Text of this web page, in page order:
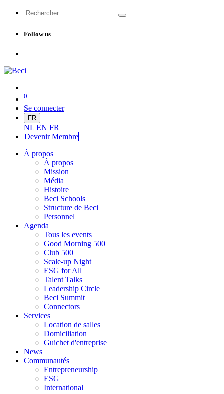
Follow us
0
Se connecter
FR
NL EN FR
Devenir Membre
À propos
À propos
Mission
Média
Histoire
Beci Schools
Structure de Beci
Personnel
Agenda
Tous les events
Good Morning 500
Club 500
Scale-up Night
ESG for All
Talent Talks
Leadership Circle
Beci Summit
Connectors
Services
Location de salles
Domiciliation
Guichet d'entreprise
News
Communautés
Entrepreneurship
ESG
International